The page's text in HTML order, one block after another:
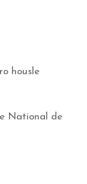
housle
National de